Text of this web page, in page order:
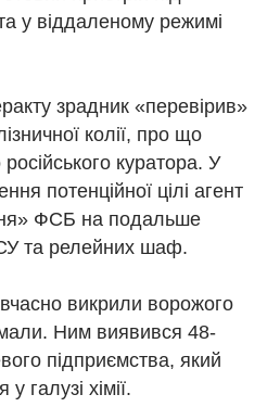
у віддаленому режимі
зрадник «перевірив»
колії, про що
куратора. У
потенційної цілі агент
ФСБ на подальше
та релейних шаф.
викрили ворожого
Ним виявився 48-
підприємства, який
галузі хімії.